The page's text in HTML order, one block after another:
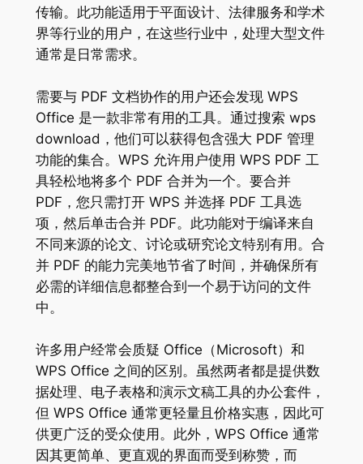
传输。此功能适用于平面设计、法律服务和学术
界等行业的用户，在这些行业中，处理大型文件
通常是日常需求。
需要与 PDF 文档协作的用户还会发现 WPS
Office 是一款非常有用的工具。通过搜索 wps
download，他们可以获得包含强大 PDF 管理
功能的集合。WPS 允许用户使用 WPS PDF 工
具轻松地将多个 PDF 合并为一个。要合并
PDF，您只需打开 WPS 并选择 PDF 工具选
项，然后单击合并 PDF。此功能对于编译来自
不同来源的论文、讨论或研究论文特别有用。合
并 PDF 的能力完美地节省了时间，并确保所有
必需的详细信息都整合到一个易于访问的文件
中。
许多用户经常会质疑 Office（Microsoft）和
WPS Office 之间的区别。虽然两者都是提供数
据处理、电子表格和演示文稿工具的办公套件，
但 WPS Office 通常更轻量且价格实惠，因此可
供更广泛的受众使用。此外，WPS Office 通常
因其更简单、更直观的界面而受到称赞，而